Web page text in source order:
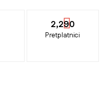
2,290
Pretplatnici